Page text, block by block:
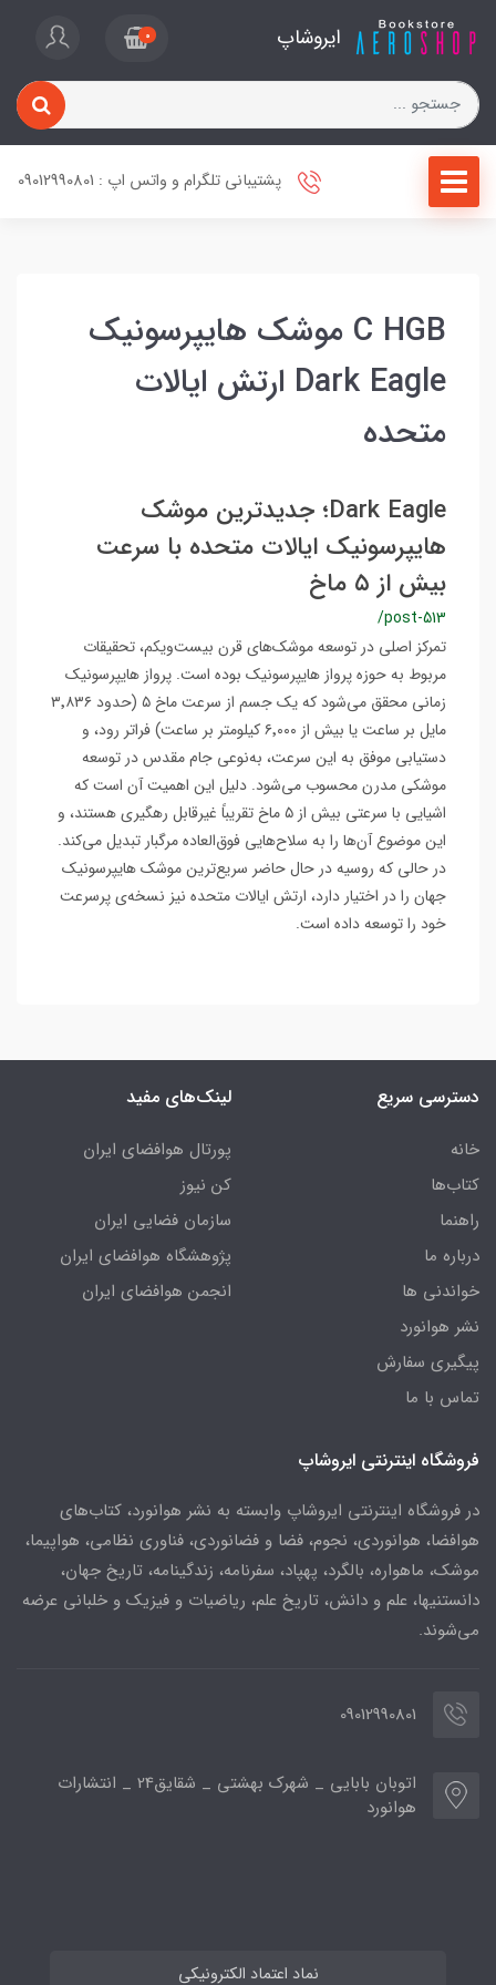
ایروشاپ 0
پشتیبانی تلگرام و واتس اپ : 09012990801
C HGB موشک هایپرسونیک
Dark Eagle ارتش ایالات
متحده
Dark Eagle؛ جدیدترین موشک
هایپرسونیک ایالات متحده با سرعت
بیش از ۵ ماخ
/post-513
تمرکز اصلی در توسعه موشک‌های قرن بیست‌ویکم، تحقیقات
مربوط به حوزه پرواز هایپرسونیک بوده است. پرواز هایپرسونیک
زمانی محقق می‌شود که یک جسم از سرعت ماخ ۵ (حدود ۳٬۸۳۶
مایل بر ساعت یا بیش از ۶٬۰۰۰ کیلومتر بر ساعت) فراتر رود، و
دستیابی موفق به این سرعت، به‌نوعی جام مقدس در توسعه
موشکی مدرن محسوب می‌شود. دلیل این اهمیت آن است که
اشیایی با سرعتی بیش از ۵ ماخ تقریباً غیرقابل رهگیری هستند، و
این موضوع آن‌ها را به سلاح‌هایی فوق‌العاده مرگبار تبدیل می‌کند.
در حالی که روسیه در حال حاضر سریع‌ترین موشک هایپرسونیک
جهان را در اختیار دارد، ارتش ایالات متحده نیز نسخه‌ی پرسرعت
خود را توسعه داده است.
دسترسی سریع
خانه
کتاب‌ها
راهنما
درباره ما
خواندنی ها
نشر هوانورد
پیگیری سفارش
تماس با ما
لینک‌های مفید
پورتال هوافضای ایران
کن نیوز
سازمان فضایی ایران
پژوهشگاه هوافضای ایران
انجمن هوافضای ایران
فروشگاه اینترنتی ایروشاپ
در فروشگاه اینترنتی ایروشاپ وابسته به نشر هوانورد، کتاب‌های
هوافضا، هوانوردی، نجوم، فضا و فضانوردی، فناوری نظامی، هواپیما،
موشک، ماهواره، بالگرد، پهپاد، سفرنامه، زندگینامه، تاریخ جهان،
دانستنیها، علم و دانش، تاریخ علم، ریاضیات و فیزیک و خلبانی عرضه
می‌شوند.
09012990801
اتوبان بابایی _ شهرک بهشتی _ شقایق24 _ انتشارات
هوانورد
نماد اعتماد الکترونیکی